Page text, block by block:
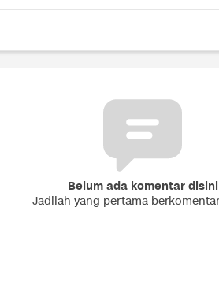
Belum ada komentar disini
Jadilah yang pertama